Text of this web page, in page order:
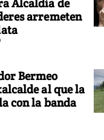
Alcaldía de
arremeten
Bermeo
al que la
con la banda